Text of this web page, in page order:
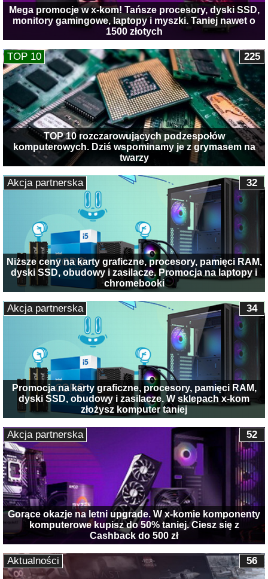
Mega promocje w x-kom! Tańsze procesory, dyski SSD,
monitory gamingowe, laptopy i myszki. Taniej nawet o
1500 złotych
TOP 10 rozczarowujących podzespołów
komputerowych. Dziś wspominamy je z grymasem na
twarzy
225
TOP 10
Niższe ceny na karty graficzne, procesory, pamięci RAM,
dyski SSD, obudowy i zasilacze. Promocja na laptopy i
chromebooki
32
Akcja partnerska
Promocja na karty graficzne, procesory, pamięci RAM,
dyski SSD, obudowy i zasilacze. W sklepach x-kom
złożysz komputer taniej
34
Akcja partnerska
Gorące okazje na letni upgrade. W x-komie komponenty
komputerowe kupisz do 50% taniej. Ciesz się z
Cashback do 500 zł
52
Akcja partnerska
56
Aktualności